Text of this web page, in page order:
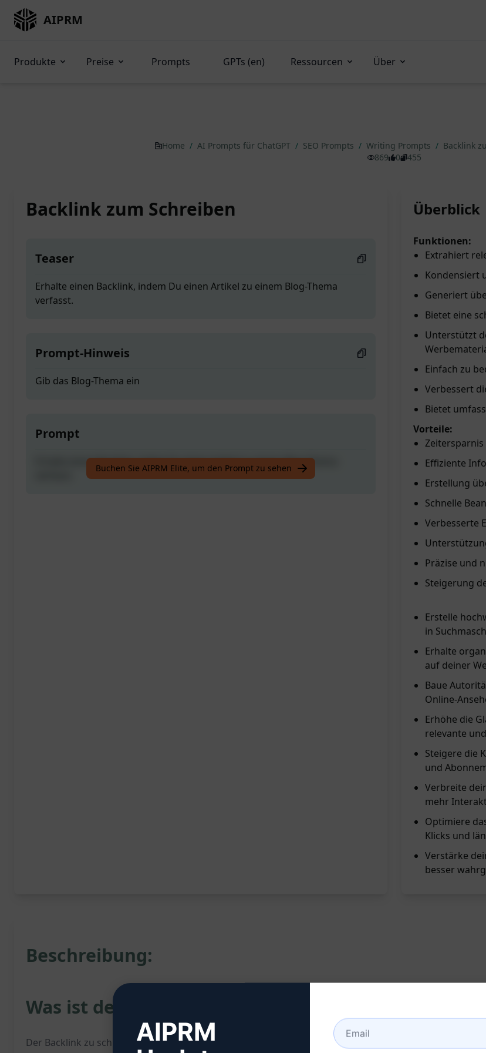
AIPRM
Produkte Preise Prompts GPTs (en) Ressourcen Über
Home / AI Prompts für ChatGPT / SEO Prompts / Writing Prompts / Backlink
869
0 455
Backlink zum Schreiben
Teaser
Erhalte einen Backlink, indem Du einen Artikel zu einem Blog-Thema
verfasst.
Prompt-Hinweis
Gib das Blog-Thema ein
Prompt
Erhalte einen Backlink, indem Du einen Artikel zu einem Blog-Thema
Buchen Sie AIPRM Elite, um den Prompt zu sehen
Überblick
Funktionen:
Extrahiert
Kondensiert
Generiert
Bietet eine
Unterstützt
Einfach zu
Verbessert
Bietet
Vorteile:
Zeitersparnis
Effiziente
Erstellung
Schnelle
Verbesserte
Präzise und
Steigerung
Erstelle
in
Erhalte
auf deiner
Baue
Online-
Erhöhe die
relevante
Steigere die
und
Verbreite
mehr
Optimiere
Klicks und
Verstärke
besser
Beschreibung:
Was ist der Backlink zu schreiben?
Der Backlink zu schreiben ist ein nützliches Werkzeug, das Dir hilft, hochwertige Backlinks für Deine
AIPRM